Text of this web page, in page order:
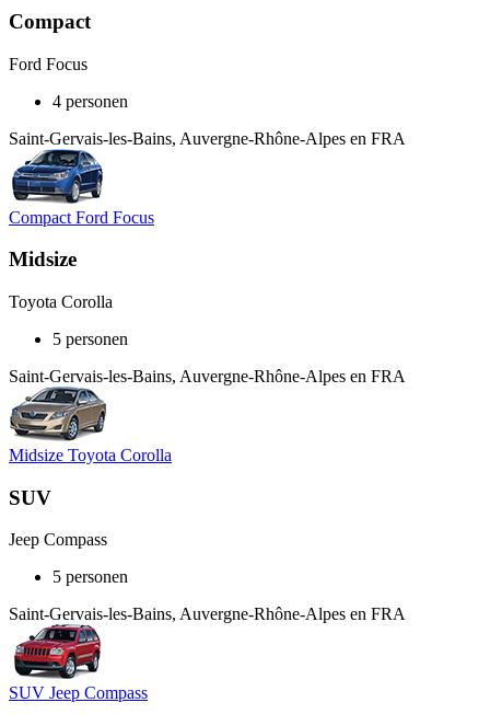
Compact
Ford Focus
4 personen
Saint-Gervais-les-Bains, Auvergne-Rhône-Alpes en FRA
Compact Ford Focus
Midsize
Toyota Corolla
5 personen
Saint-Gervais-les-Bains, Auvergne-Rhône-Alpes en FRA
Midsize Toyota Corolla
SUV
Jeep Compass
5 personen
Saint-Gervais-les-Bains, Auvergne-Rhône-Alpes en FRA
SUV Jeep Compass